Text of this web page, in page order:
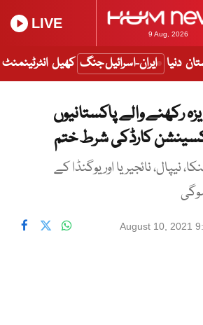
9 Aug, 2026
LIVE
دنیا ایران-اسرائیل جنگ کھیل انٹرٹینمنٹ
رکھنے والے پاکستانیوں
کارڈکی شرط ختم
نیپال، نائجیریا اور یوگنڈا کے
August 10, 2021